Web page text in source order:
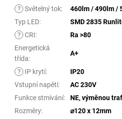
? Světelný tok:
460lm / 490lm /
Typ LED:
SMD 2835
? CRI:
Ra >80
Energetická
třída:
A+
? IP krytí:
IP20
Vstupní napětí:
AC 230V
Funkce stmívání:
NE, výměnou
Rozměry:
⌀120 x 12mm